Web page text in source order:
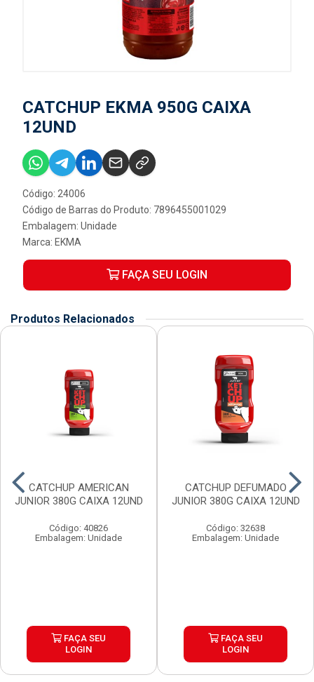
CATCHUP EKMA 950G CAIXA
12UND
Código: 24006
Código de Barras do Produto: 7896455001029
Embalagem: Unidade
Marca: EKMA
FAÇA SEU LOGIN
Produtos Relacionados
CATCHUP AMERICAN
JUNIOR 380G CAIXA 12UND
Código: 40826
Embalagem: Unidade
FAÇA SEU
LOGIN
CATCHUP DEFUMADO
JUNIOR 380G CAIXA 12UND
Código: 32638
Embalagem: Unidade
FAÇA SEU
LOGIN